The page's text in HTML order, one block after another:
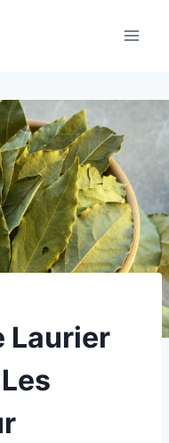
Laurier